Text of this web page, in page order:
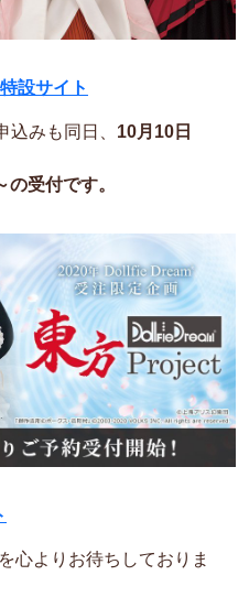
設サイト
みも同日、 10月10日
の受付です。
心よりお待ちしておりま